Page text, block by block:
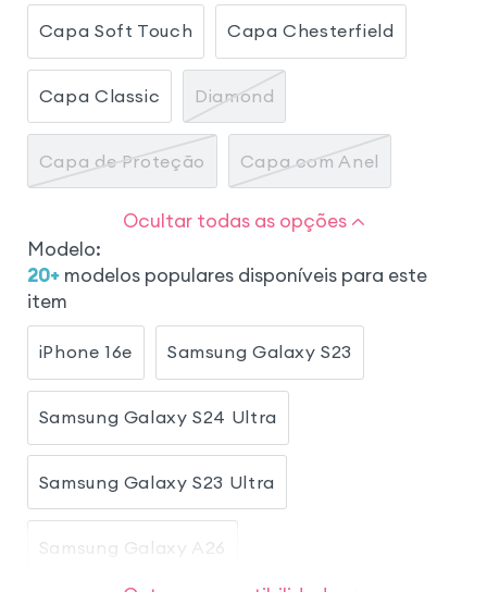
Capa Soft Touch Capa Chesterfield
Capa Classic Diamond
Capa de Proteção Capa com Anel
Ocultar todas as opções
Modelo:
20+ modelos populares disponíveis para este
item
iPhone 16e Samsung Galaxy S23
Samsung Galaxy S24 Ultra
Samsung Galaxy S23 Ultra
Samsung Galaxy A26